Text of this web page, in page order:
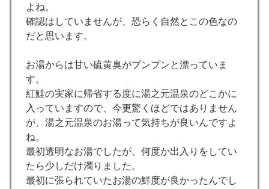
よね。
確認はしていませんが、恐らく自然とこの色なの
だと思います。
お湯からは甘い硫黄臭がプンプンと漂っていま
す。
紅鮭の実家に帰省する度に湯之元温泉のどこかに
入っていますので、今更驚くほどではありません
が、湯之元温泉のお湯って気持ちが良いんですよ
ね。
最初透明なお湯でしたが、何度か出入りをしてい
たら少しだけ濁りました。
最初に張られていたお湯の鮮度が良かったんでし